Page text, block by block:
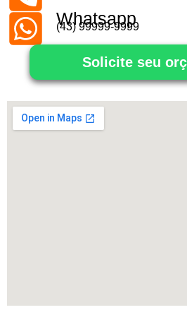
Whatsapp
(43) 99999-9999
Solicite seu